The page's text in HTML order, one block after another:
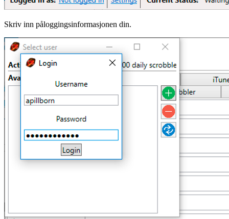
Skriv inn påloggingsinformasjonen din.